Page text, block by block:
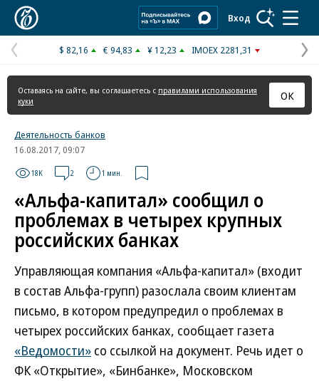
Вход
Предыдущая
страница
$ 82,16 € 94,83 ¥ 12,23 IMOEX 2281,31
Оставаясь на сайте, вы соглашаетесь с правилами использования
куки
ОК
Деятельность банков
16.08.2017, 09:07
18K 2 1 мин.
«Альфа-капитал» сообщил о
проблемах в четырех крупных
российских банках
Управляющая компания «Альфа-капитал» (входит
в состав Альфа-групп) разослала своим клиентам
письмо, в котором предупредил о проблемах в
четырех российских банках, сообщает газета
«Ведомости» со ссылкой на документ. Речь идет о
ФК «Открытие», «Бинбанке», Московском